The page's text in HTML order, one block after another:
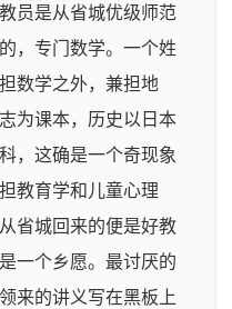
员是从省城优级师范
，专门数学。一个姓
数学之外，兼担地
为课本，历史以日本
，这确是一个奇现象
教育学和儿童心理
省城回来的便是好教
一个乡愿。最讨厌的
来的讲义写在黑板上